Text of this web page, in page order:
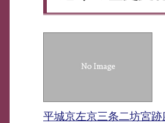
平城京左京三条二坊宮跡